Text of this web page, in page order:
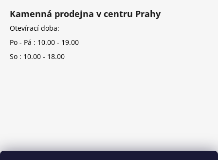
Kamenná prodejna v centru Prahy
Otevírací doba:
Po - Pá : 10.00 - 19.00
So : 10.00 - 18.00